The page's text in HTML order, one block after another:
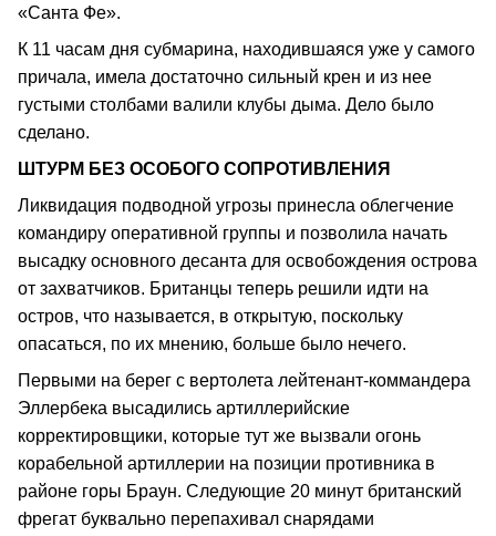
«Санта Фе».
К 11 часам дня субмарина, находившаяся уже у самого
причала, имела достаточно сильный крен и из нее
густыми столбами валили клубы дыма. Дело было
сделано.
ШТУРМ БЕЗ ОСОБОГО СОПРОТИВЛЕНИЯ
Ликвидация подводной угрозы принесла облегчение
командиру оперативной группы и позволила начать
высадку основного десанта для освобождения острова
от захватчиков. Британцы теперь решили идти на
остров, что называется, в открытую, поскольку
опасаться, по их мнению, больше было нечего.
Первыми на берег с вертолета лейтенант-коммандера
Эллербека высадились артиллерийские
корректировщики, которые тут же вызвали огонь
корабельной артиллерии на позиции противника в
районе горы Браун. Следующие 20 минут британский
фрегат буквально перепахивал снарядами